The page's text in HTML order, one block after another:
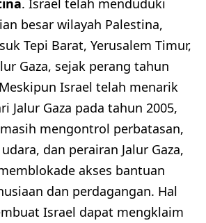
. Israel telah menduduki
besar wilayah Palestina,
Tepi Barat, Yerusalem Timur,
Gaza, sejak perang tahun
Israel telah menarik
Jalur Gaza pada tahun 2005,
mengontrol perbatasan,
dan perairan Jalur Gaza,
akses bantuan
dan perdagangan. Hal
Israel dapat mengklaim